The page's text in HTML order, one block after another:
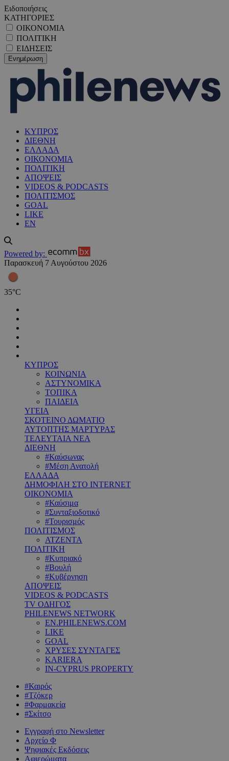
Ειδοποιήσεις
ΚΑΤΗΓΟΡΙΕΣ
ΟΙΚΟΝΟΜΙΑ
ΠΟΛΙΤΙΚΗ
ΕΙΔΗΣΕΙΣ
ΚΥΠΡΟΣ
ΔΙΕΘΝΗ
ΕΛΛΑΔΑ
ΟΙΚΟΝΟΜΙΑ
ΠΟΛΙΤΙΚΗ
ΑΠΟΨΕΙΣ
VIDEOS & PODCASTS
ΠΟΛΙΤΙΣΜΟΣ
GOAL
LIKE
EN
Powered by:
Παρασκευή 7 Αυγούστου 2026
35°C
ΚΥΠΡΟΣ
ΚΟΙΝΩΝΙΑ
ΑΣΤΥΝΟΜΙΚΑ
ΤΟΠΙΚΑ
ΠΑΙΔΕΙΑ
ΥΓΕΙΑ
ΣΚΟΤΕΙΝΟ ΔΩΜΑΤΙΟ
ΑΥΤΟΠΤΗΣ ΜΑΡΤΥΡΑΣ
ΤΕΛΕΥΤΑΙΑ ΝΕΑ
ΔΙΕΘΝΗ
#Καύσωνας
#Μέση Ανατολή
ΕΛΛΑΔΑ
ΔΗΜΟΦΙΛΗ ΣΤΟ INTERNET
ΟΙΚΟΝΟΜΙΑ
#Καύσιμα
#Συνταξιοδοτικό
#Τουρισμός
ΠΟΛΙΤΙΣΜΟΣ
ΑΤΖΕΝΤΑ
ΠΟΛΙΤΙΚΗ
#Κυπριακό
#Βουλή
#Κυβέρνηση
ΑΠΟΨΕΙΣ
VIDEOS & PODCASTS
TV ΟΔΗΓΟΣ
PHILENEWS NETWORK
EN.PHILENEWS.COM
LIKE
GOAL
ΧΡΥΣΕΣ ΣΥΝΤΑΓΕΣ
KARIERA
IN-CYPRUS PROPERTY
#Καιρός
#Τζόκερ
#Φαρμακεία
#Σκίτσο
Εγγραφή στο Newsletter
Αρχείο Φ
Ψηφιακές Εκδόσεις
Αφιερώματα